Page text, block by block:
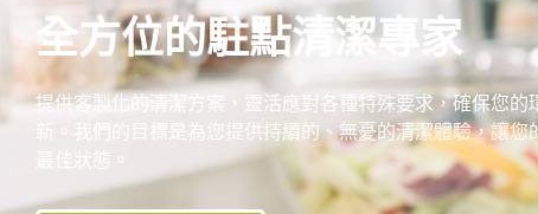
全方位的駐點清潔專家
提供客製化的清潔方案，靈活應對各種特殊要求，確保您的
新。我們的目標是為您提供持續的、無憂的清潔體驗，讓您
最佳狀態。